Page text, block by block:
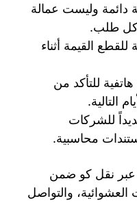
دائمة وليست عمالة
كل طلب.
للقطع القيمة أثناء
هاتفية للتأكد من
التالية.
للشركات
محاسبية.
عبر نقل كو ضمن
والتواصل